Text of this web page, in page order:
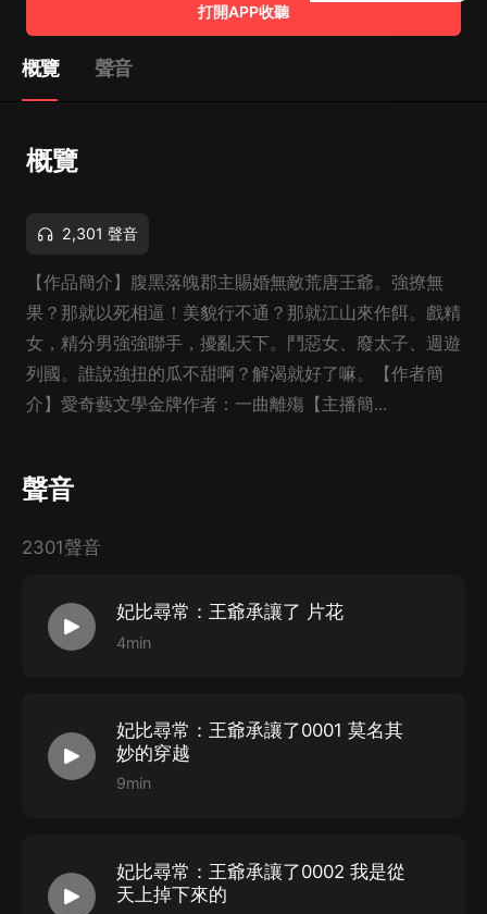
打開APP收聽
概覽 聲音
概覽
2,301 聲音
【作品簡介】腹黑落魄郡主賜婚無敵荒唐王爺。強撩無
果？那就以死相逼！美貌行不通？那就江山來作餌。戲精
女，精分男強強聯手，擾亂天下。鬥惡女、廢太子、週遊
列國。誰說強扭的瓜不甜啊？解渴就好了嘛。【作者簡
介】愛奇藝文學金牌作者：一曲離殤【主播簡...
聲音
2301聲音
妃比尋常：王爺承讓了 片花
4min
妃比尋常：王爺承讓了0001 莫名其
妙的穿越
9min
妃比尋常：王爺承讓了0002 我是從
天上掉下來的